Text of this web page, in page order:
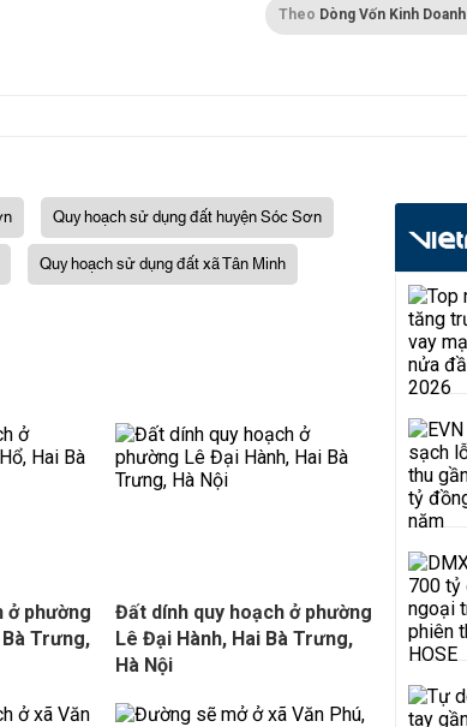
Theo Dòng Vốn Kinh Doanh
Quy hoạch sử dụng đất huyện Sóc Sơn
Quy hoạch sử dụng đất xã Tân Minh
ở phường
Trưng,
Đất dính quy hoạch ở phường
Lê Đại Hành, Hai Bà Trưng,
Hà Nội